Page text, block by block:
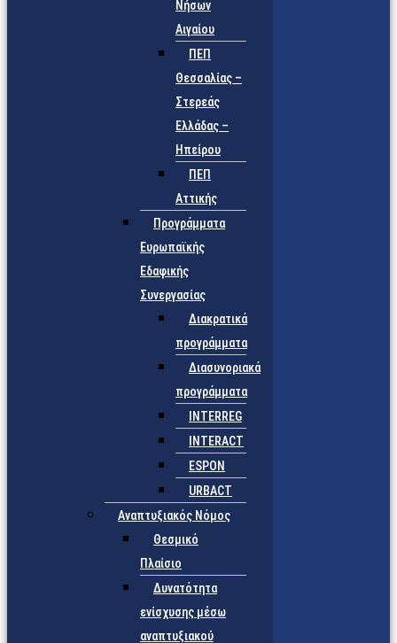
Νήσων
Αιγαίου
ΠΕΠ
Θεσσαλίας –
Στερεάς
Ελλάδας –
Ηπείρου
ΠΕΠ
Αττικής
Προγράμματα
Ευρωπαϊκής
Εδαφικής
Συνεργασίας
Διακρατικά
προγράμματα
Διασυνοριακά
προγράμματα
INTERREG
INTERACT
ESPON
URBACT
Αναπτυξιακός Νόμος
Θεσμικό
Πλαίσιο
Δυνατότητα
ενίσχυσης μέσω
αναπτυξιακού